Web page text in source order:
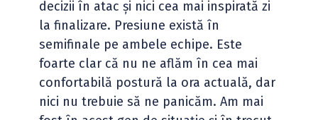
decizii în atac și nici cea mai inspirată zi
la finalizare. Presiune există în
semifinale pe ambele echipe. Este
foarte clar că nu ne aflăm în cea mai
confortabilă postură la ora actuală, dar
nici nu trebuie să ne panicăm. Am mai